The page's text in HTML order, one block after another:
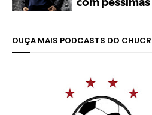
OUÇA MAIS PODCASTS DO